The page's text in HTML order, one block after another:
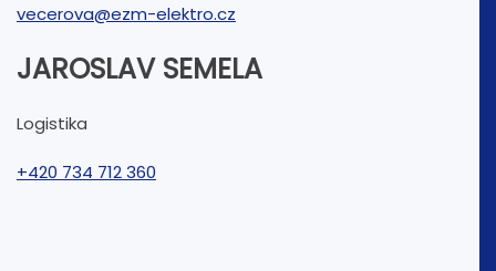
vecerova@ezm-elektro.cz
JAROSLAV SEMELA
Logistika
+420 734 712 360